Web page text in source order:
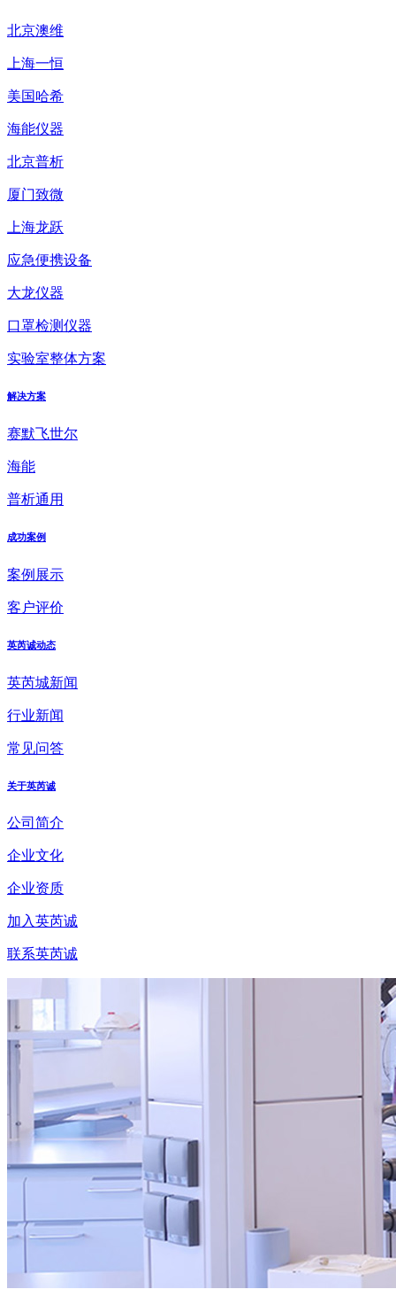
北京澳维
上海一恒
美国哈希
海能仪器
北京普析
厦门致微
上海龙跃
应急便携设备
大龙仪器
口罩检测仪器
实验室整体方案
解决方案
赛默飞世尔
海能
普析通用
成功案例
案例展示
客户评价
英芮诚动态
英芮城新闻
行业新闻
常见问答
关于英芮诚
公司简介
企业文化
企业资质
加入英芮诚
联系英芮诚